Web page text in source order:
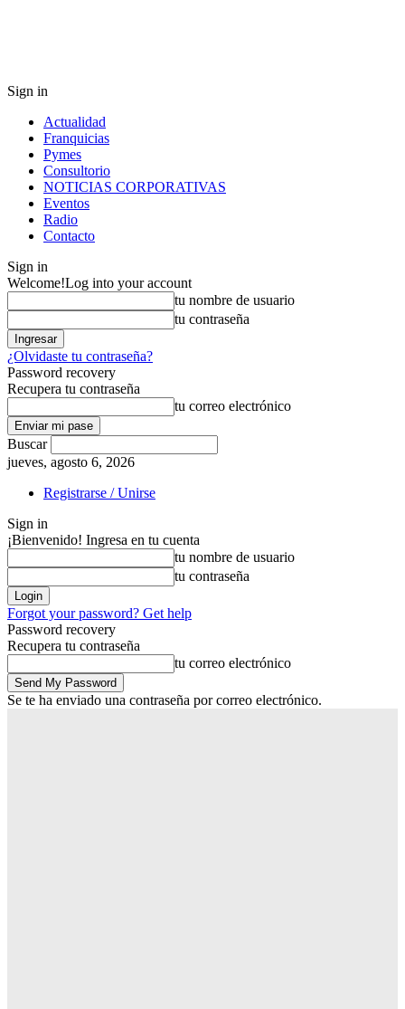
Sign in
Actualidad
Franquicias
Pymes
Consultorio
NOTICIAS CORPORATIVAS
Eventos
Radio
Contacto
Sign in
Welcome!Log into your account
tu nombre de usuario
tu contraseña
¿Olvidaste tu contraseña?
Password recovery
Recupera tu contraseña
tu correo electrónico
Buscar
jueves, agosto 6, 2026
Registrarse / Unirse
Sign in
¡Bienvenido! Ingresa en tu cuenta
tu nombre de usuario
tu contraseña
Forgot your password? Get help
Password recovery
Recupera tu contraseña
tu correo electrónico
Se te ha enviado una contraseña por correo electrónico.